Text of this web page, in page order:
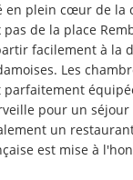
en plein cœur de la
pas de la place
facilement à la
Les
pour un séjour
un
est mise à